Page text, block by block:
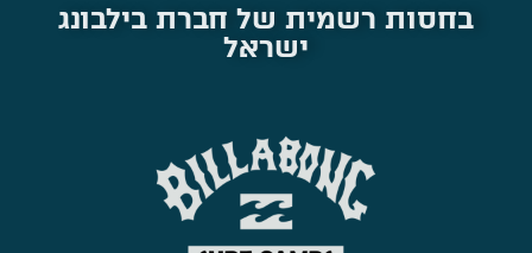
בחסות רשמית של חברת בילבונג
ישראל